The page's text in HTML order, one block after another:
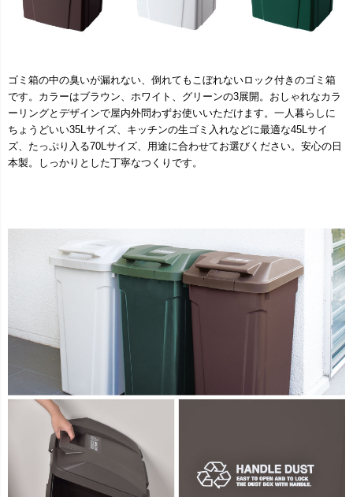
ゴミ箱の中の臭いが漏れない、倒れてもこぼれないロック付きのゴミ箱
です。カラーはブラウン、ホワイト、グリーンの3展開。おしゃれなカラ
ーリングとデザインで屋内外問わずお使いいただけます。一人暮らしに
ちょうどいい35Lサイズ、キッチンの生ゴミ入れなどに最適な45Lサイ
ズ、たっぷり入る70Lサイズ、用途に合わせてお選びください。安心の日
本製。しっかりとした丁寧なつくりです。